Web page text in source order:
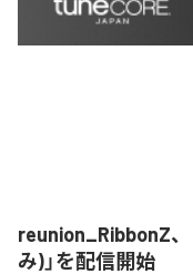
reunion_RibbonZ
み)」を配信開始